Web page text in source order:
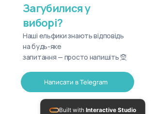
Загубилися у
виборі?
Наші ельфики знають відповідь
на будь-яке
запитання — просто напишіть 🧝
Написати в Telegram
Built with Interactive Studio